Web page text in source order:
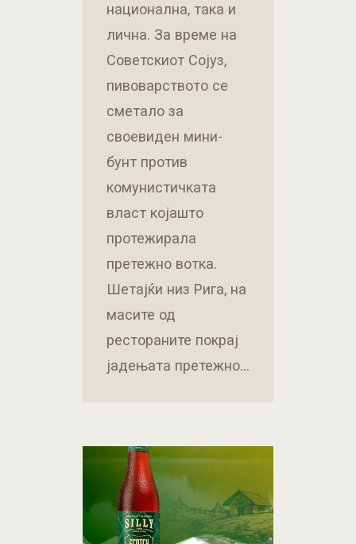
национална, така и
лична. За време на
Советскиот Сојуз,
пивоварството се
сметало за
своевиден мини-
бунт против
комунистичката
власт којашто
протежирала
претежно вотка.
Шетајќи низ Рига, на
масите од
рестораните покрај
јадењата претежно…